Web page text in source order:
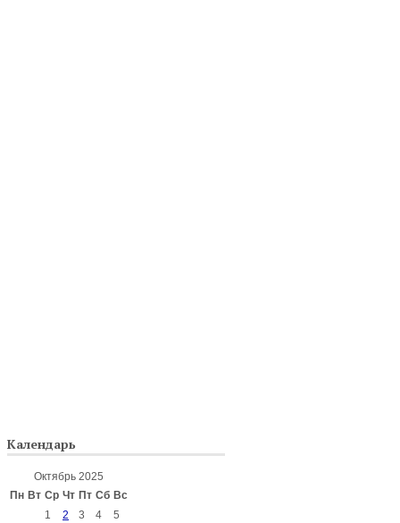
Календарь
Октябрь 2025
Пн Вт Ср Чт Пт Сб Вс
1
2 3 4
5